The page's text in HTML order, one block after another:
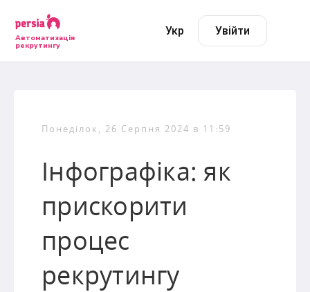
Автоматизація
рекрутингу
Укр Увійти
Понеділок, 26 Серпня 2024 в 11:59
Інфографіка: як
прискорити
процес
рекрутингу